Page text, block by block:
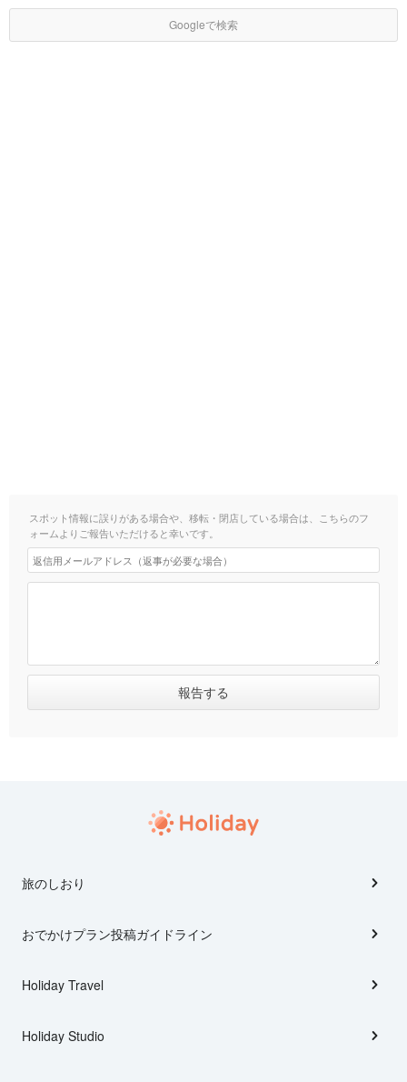
Googleで検索
スポット情報に誤りがある場合や、移転・閉店している場合は、こちらのフ
ォームよりご報告いただけると幸いです。
旅のしおり
おでかけプラン投稿ガイドライン
Holiday Travel
Holiday Studio